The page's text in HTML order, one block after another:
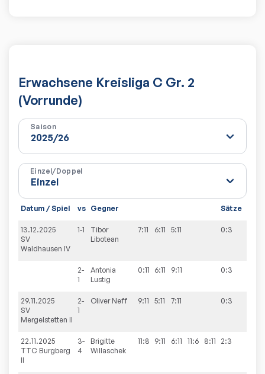
Erwachsene Kreisliga C Gr. 2
(Vorrunde)
Saison
Einzel/Doppel
Datum / Spiel vs Gegner Sätze
13.12.2025
SV
Waldhausen IV
1-1
Tibor
Libotean
7:11 6:11 5:11 0:3
2-
1
Antonia
Lustig
0:11 6:11 9:11 0:3
29.11.2025
SV
Mergelstetten II
2-
1
Oliver Neff 9:11 5:11 7:11 0:3
22.11.2025
TTC Burgberg
II
3-
4
Brigitte
Willaschek
11:8 9:11 6:11 11:6 8:11 2:3